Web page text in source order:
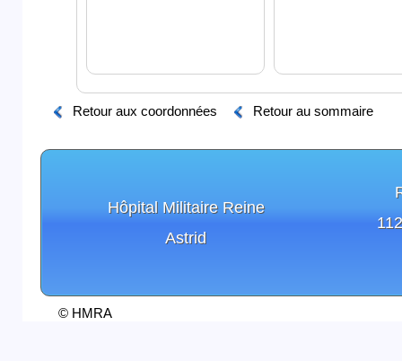
Retour aux coordonnées Retour au sommaire
Hôpital Militaire Reine
Astrid
© HMRA